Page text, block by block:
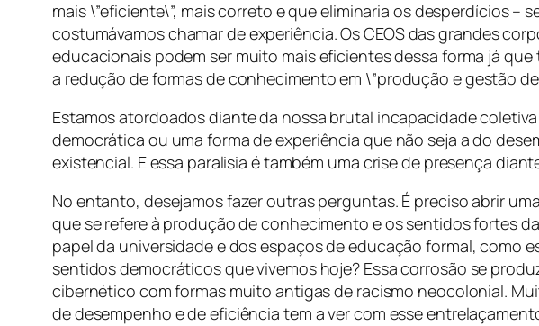
mais \”eficiente\”, mais correto e que eliminaria os desperdícios
costumávamos chamar de experiência. Os CEOS das grandes
educacionais podem ser muito mais eficientes dessa forma já
a redução de formas de conhecimento em \”produção e gestão
Estamos atordoados diante da nossa brutal incapacidade
democrática ou uma forma de experiência que não seja a do
existencial. E essa paralisia é também uma crise de presença
No entanto, desejamos fazer outras perguntas. É preciso abrir
que se refere à produção de conhecimento e os sentidos fortes
papel da universidade e dos espaços de educação formal,
sentidos democráticos que vivemos hoje? Essa corrosão se
cibernético com formas muito antigas de racismo neocolonial.
de desempenho e de eficiência tem a ver com esse